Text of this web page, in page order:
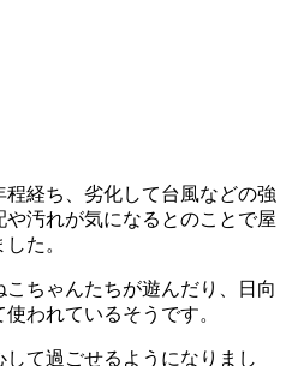
経ち、劣化して台風などの強
汚れが気になるとのことで屋
た。
ちゃんたちが遊んだり、日向
われているそうです。
て過ごせるようになりまし